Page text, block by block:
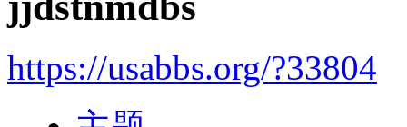
https://usabbs.org/?33804